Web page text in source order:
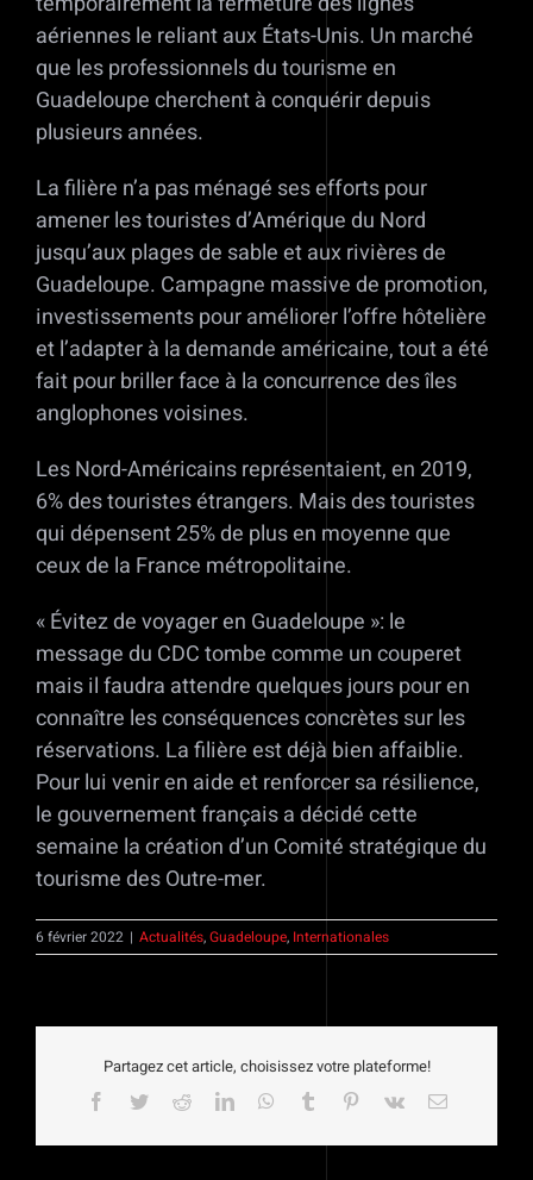
aériennes le reliant aux États-Unis. Un marché
que les professionnels du tourisme en
Guadeloupe cherchent à conquérir depuis
plusieurs années.
La filière n’a pas ménagé ses efforts pour
amener les touristes d’Amérique du Nord
jusqu’aux plages de sable et aux rivières de
Guadeloupe. Campagne massive de promotion,
investissements pour améliorer l’offre hôtelière
et l’adapter à la demande américaine, tout a été
fait pour briller face à la concurrence des îles
anglophones voisines.
Les Nord-Américains représentaient, en 2019,
6% des touristes étrangers. Mais des touristes
qui dépensent 25% de plus en moyenne que
ceux de la France métropolitaine.
« Évitez de voyager en Guadeloupe »: le
message du CDC tombe comme un couperet
mais il faudra attendre quelques jours pour en
connaître les conséquences concrètes sur les
réservations. La filière est déjà bien affaiblie.
Pour lui venir en aide et renforcer sa résilience,
le gouvernement français a décidé cette
semaine la création d’un Comité stratégique du
tourisme des Outre-mer.
6 février 2022 | Actualités,Guadeloupe, Internationales
Partagez cet article, choisissez votre plateforme!
Facebook
TwitterRedditLinkedInWhatsApp
Tumblr Pinterest
Vk Email